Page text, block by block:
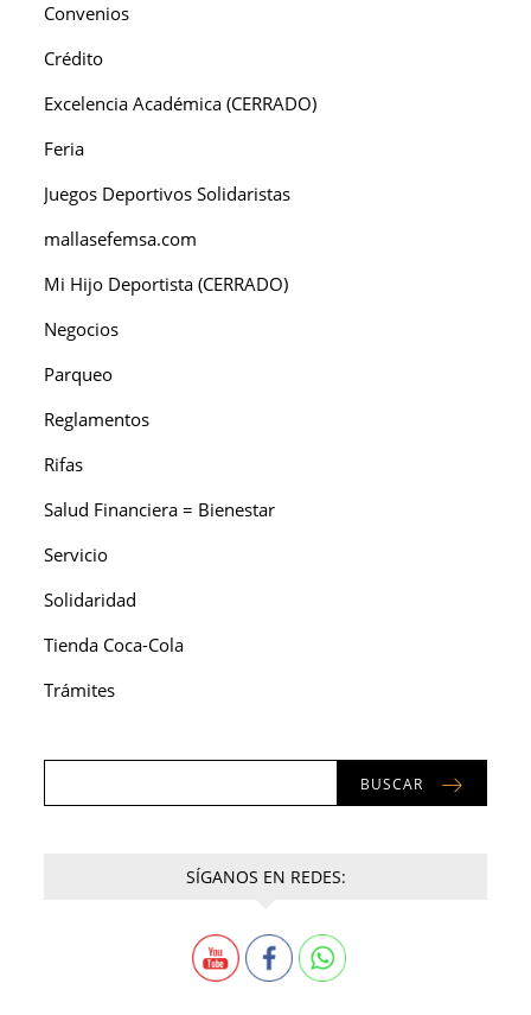
Convenios
Crédito
Excelencia Académica (CERRADO)
Feria
Juegos Deportivos Solidaristas
mallasefemsa.com
Mi Hijo Deportista (CERRADO)
Negocios
Parqueo
Reglamentos
Rifas
Salud Financiera = Bienestar
Servicio
Solidaridad
Tienda Coca-Cola
Trámites
BUSCAR
SÍGANOS EN REDES: